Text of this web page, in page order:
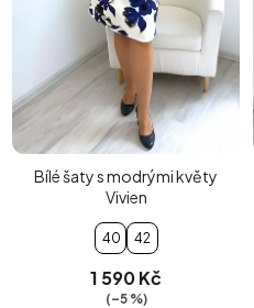
Bílé šaty s modrými květy
Vivien
40 42
1 590 Kč
(–5 %)